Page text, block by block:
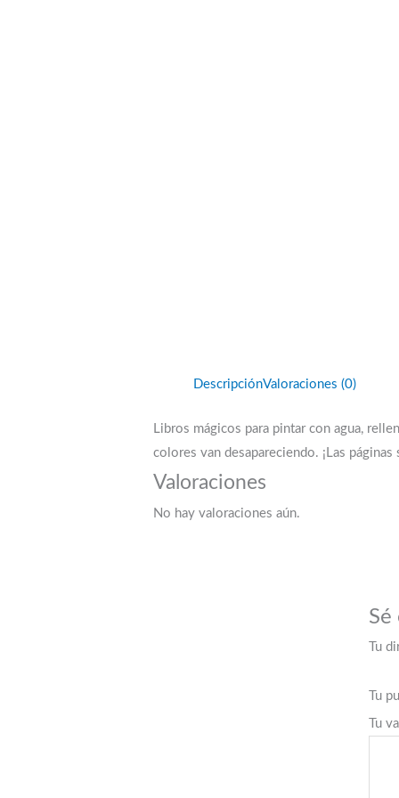
DescripciónValoraciones (0)
Libros mágicos para pintar con agua,
colores van desapareciendo. ¡Las
Valoraciones
No hay valoraciones aún.
Sé
Tu
Tu
Tu